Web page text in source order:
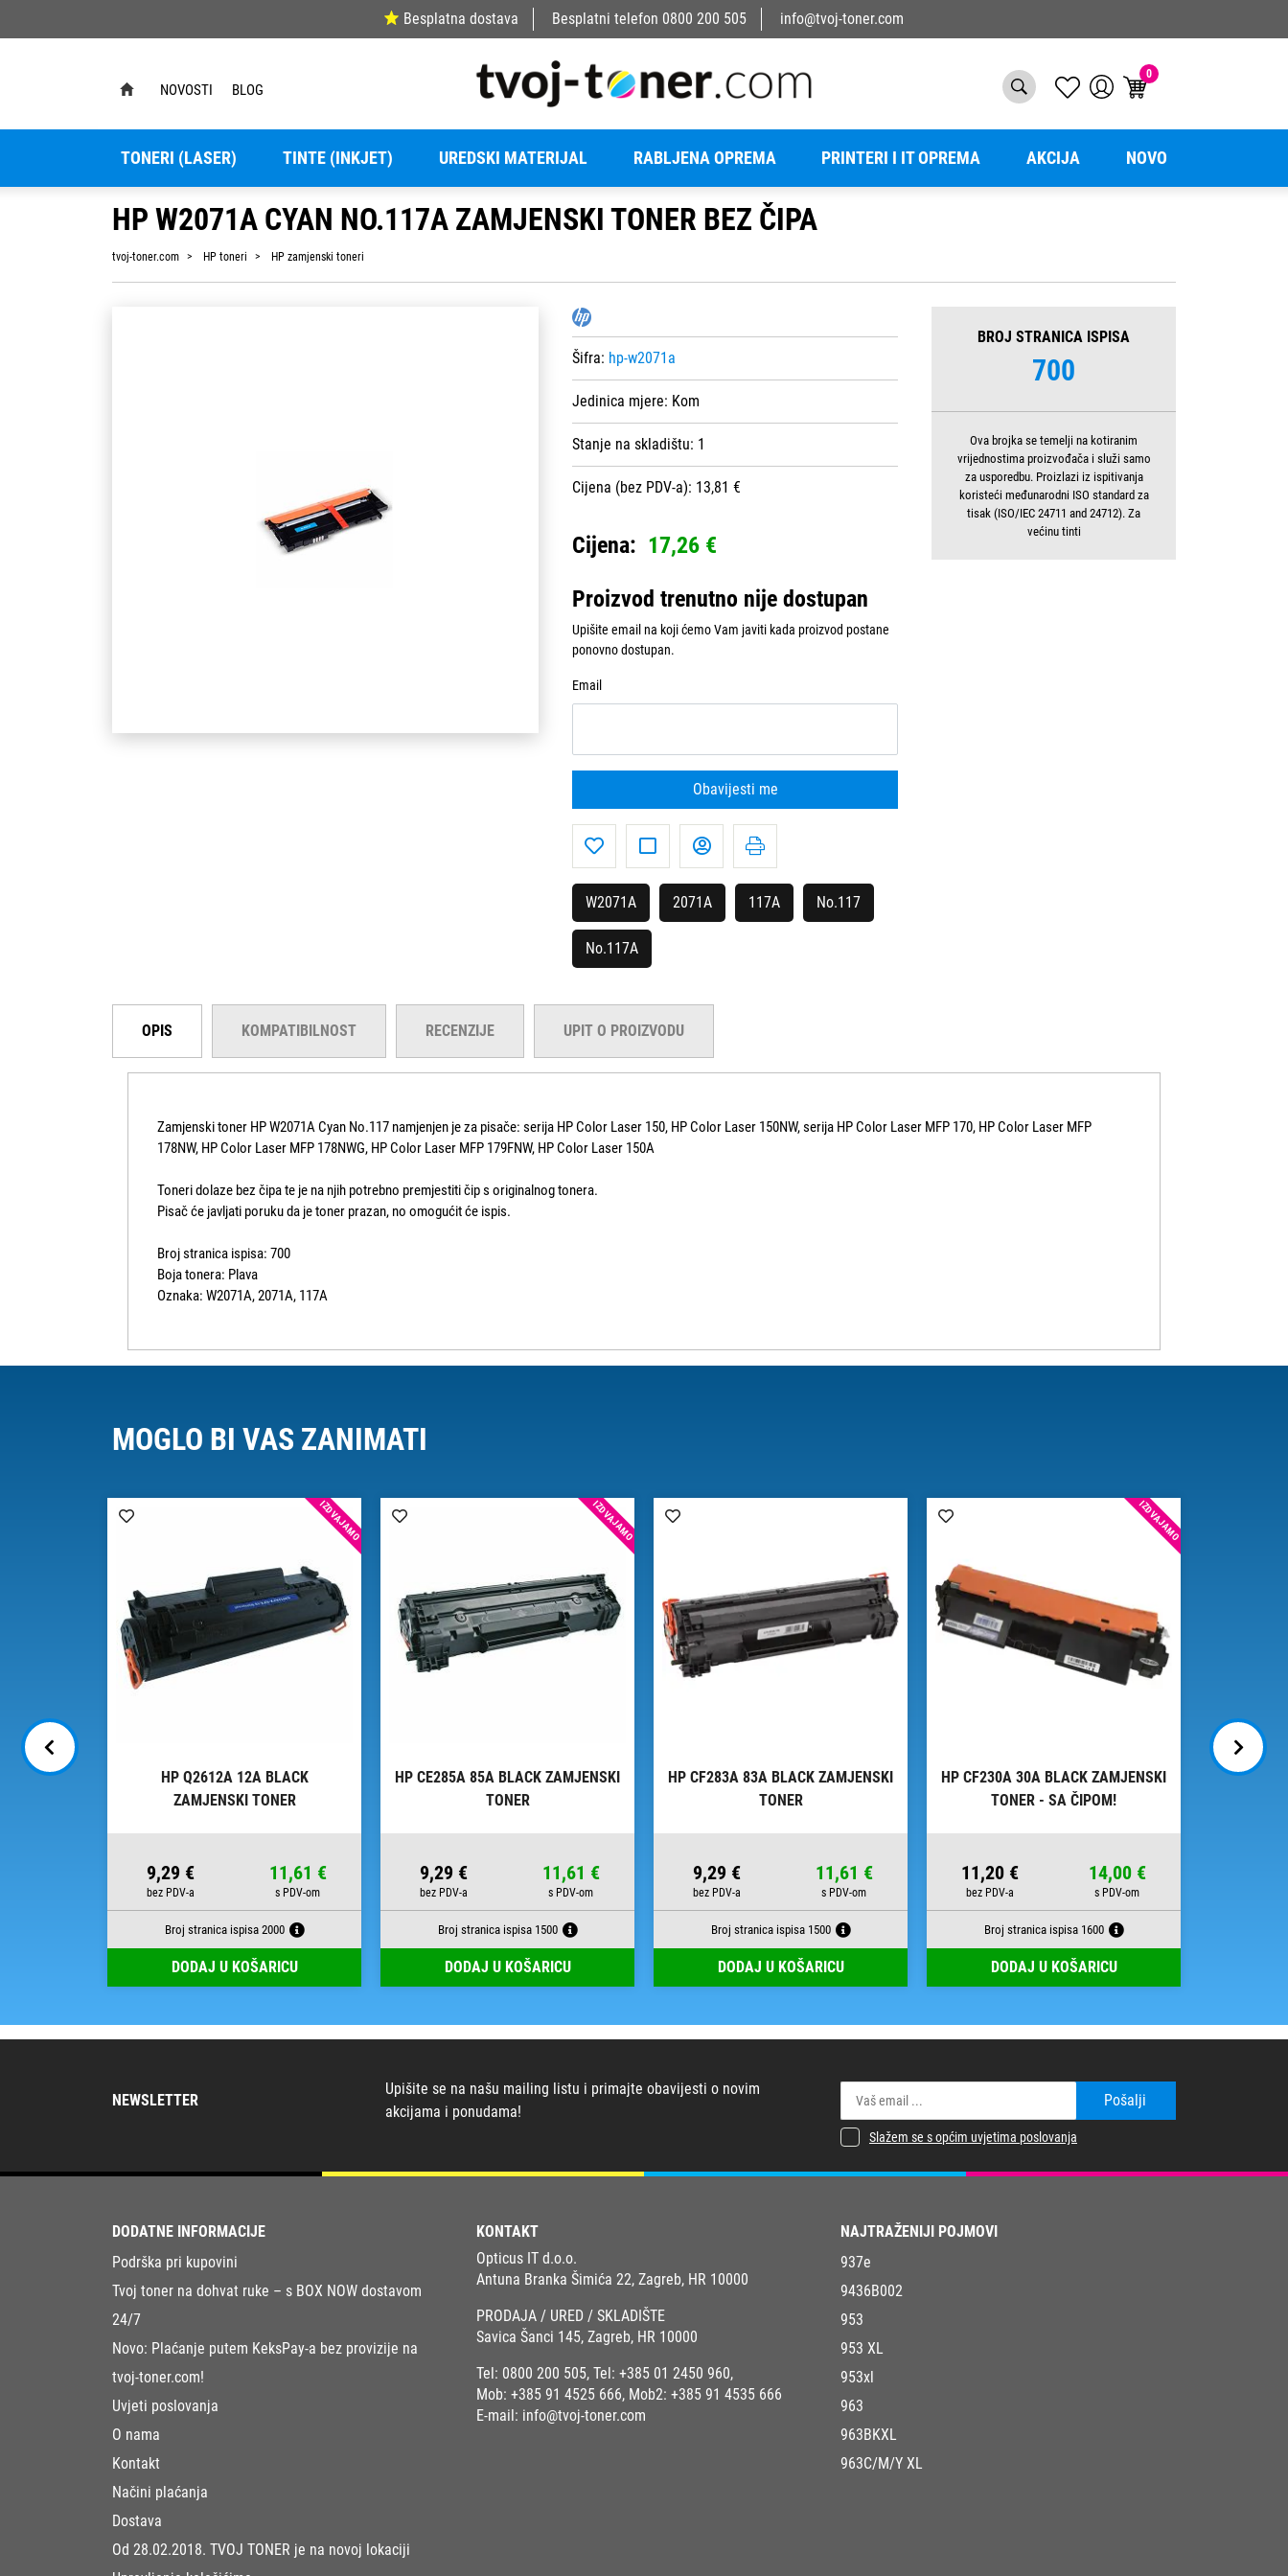
Besplatna dostava Besplatni telefon 0800 200 505 info@tvoj-toner.com
NOVOSTI BLOG
0
TONERI (LASER) TINTE (INKJET) UREDSKI MATERIJAL RABLJENA OPREMA PRINTERI I IT OPREMA AKCIJA NOVO
HP W2071A CYAN NO.117A ZAMJENSKI TONER BEZ ČIPA
tvoj-toner.com HP toneri HP zamjenski toneri
Šifra: hp-w2071a
Jedinica mjere: Kom
Stanje na skladištu: 1
Cijena (bez PDV-a): 13,81 €
Cijena: 17,26 €
Proizvod trenutno nije dostupan
Upišite email na koji ćemo Vam javiti kada proizvod postane
ponovno dostupan.
Email
Obavijesti me
W2071A 2071A 117A No.117
No.117A
BROJ STRANICA ISPISA
700
Ova brojka se temelji na kotiranim
vrijednostima proizvođača i služi samo
za usporedbu. Proizlazi iz ispitivanja
koristeći međunarodni ISO standard za
tisak (ISO/IEC 24711 and 24712). Za
većinu tinti
OPIS KOMPATIBILNOST RECENZIJE UPIT O PROIZVODU
Zamjenski toner HP W2071A Cyan No.117 namjenjen je za pisače: serija HP Color Laser 150, HP Color Laser 150NW, serija HP Color Laser MFP 170, HP Color Laser MFP
178NW, HP Color Laser MFP 178NWG, HP Color Laser MFP 179FNW, HP Color Laser 150A
Toneri dolaze bez čipa te je na njih potrebno premjestiti čip s originalnog tonera.
Pisač će javljati poruku da je toner prazan, no omogućit će ispis.
Broj stranica ispisa: 700
Boja tonera: Plava
Oznaka: W2071A, 2071A, 117A
MOGLO BI VAS ZANIMATI
IZDVAJAMO
HP Q2612A 12A BLACK
ZAMJENSKI TONER
9,29 € 11,61 €
Broj stranica ispisa 2000
DODAJ U KOŠARICU
IZDVAJAMO
HP CE285A 85A BLACK ZAMJENSKI
TONER
9,29 € 11,61 €
Broj stranica ispisa 1500
DODAJ U KOŠARICU
HP CF283A 83A BLACK ZAMJENSKI
TONER
9,29 € 11,61 €
Broj stranica ispisa 1500
DODAJ U KOŠARICU
IZDVAJAMO
HP CF230A 30A BLACK ZAMJENSKI
TONER - SA ČIPOM!
11,20 € 14,00 €
Broj stranica ispisa 1600
DODAJ U KOŠARICU
HP
NEWSLETTER
Upišite se na našu mailing listu i primajte obavijesti o novim
akcijama i ponudama!
Pošalji
Slažem se s općim uvjetima poslovanja
DODATNE INFORMACIJE
Podrška pri kupovini
Tvoj toner na dohvat ruke – s BOX NOW dostavom
24/7
Novo: Plaćanje putem KeksPay-a bez provizije na
tvoj-toner.com!
Uvjeti poslovanja
O nama
Kontakt
Načini plaćanja
Dostava
Od 28.02.2018. TVOJ TONER je na novoj lokaciji
KONTAKT
Opticus IT d.o.o.
Antuna Branka Šimića 22, Zagreb, HR 10000
PRODAJA / URED / SKLADIŠTE
Savica Šanci 145, Zagreb, HR 10000
Tel: 0800 200 505, Tel: +385 01 2450 960,
Mob: +385 91 4525 666, Mob2: +385 91 4535 666
E-mail: info@tvoj-toner.com
NAJTRAŽENIJI POJMOVI
937e
9436B002
953
953 XL
953xl
963
963BKXL
963C/M/Y XL